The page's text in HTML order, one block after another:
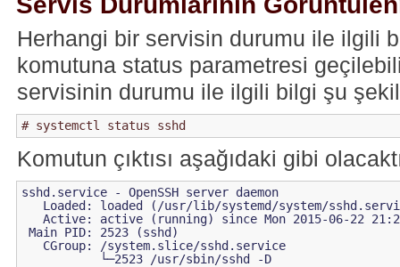
Herhangi bir servisin durumu ile ilgili
komutuna status parametresi
servisinin durumu ile ilgili bilgi şu
Komutun çıktısı aşağıdaki gibi
sshd.service - OpenSSH server daemon
Loaded: loaded (/usr/lib/systemd/system/
Active: active (running) since Mon 2015-06-22
Main PID: 2523 (sshd)
   CGroup: /system.slice/sshd.service
           └─2523 /usr/sbin/sshd -D